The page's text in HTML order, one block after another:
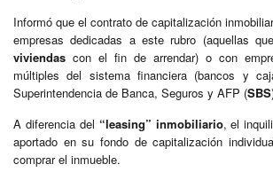
Informó que el contrato de capitalización
empresas dedicadas a este rubro (aquellas
viviendas con el fin de arrendar) o con
múltiples del sistema financiera (bancos y
Superintendencia de Banca, Seguros y AFP (SBS
A diferencia del “leasing” inmobiliario, el
aportado en su fondo de capitalización
comprar el inmueble.